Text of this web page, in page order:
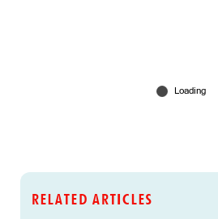
RELATED ARTICLES